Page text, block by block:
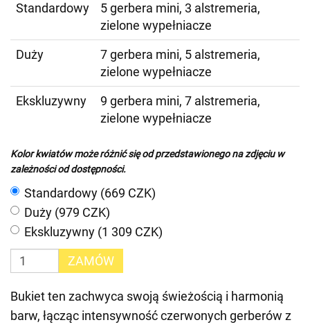
Standardowy
5 gerbera mini, 3 alstremeria,
zielone wypełniacze
Duży
7 gerbera mini, 5 alstremeria,
zielone wypełniacze
Ekskluzywny
9 gerbera mini, 7 alstremeria,
zielone wypełniacze
Kolor kwiatów może różnić się od przedstawionego na zdjęciu w
zależności od dostępności.
Standardowy (669 CZK)
Duży (979 CZK)
Ekskluzywny (1 309 CZK)
ZAMÓW
Bukiet ten zachwyca swoją świeżością i harmonią
barw, łącząc intensywność czerwonych gerberów z